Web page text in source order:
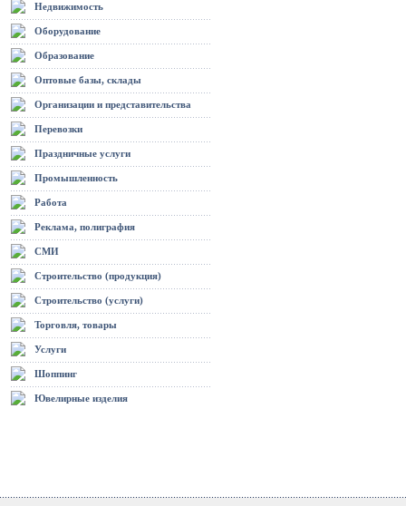
Недвижимость
Оборудование
Образование
Оптовые базы, склады
Организации и представительства
Перевозки
Праздничные услуги
Промышленность
Работа
Реклама, полиграфия
СМИ
Строительство (продукция)
Строительство (услуги)
Торговля, товары
Услуги
Шоппинг
Ювелирные изделия